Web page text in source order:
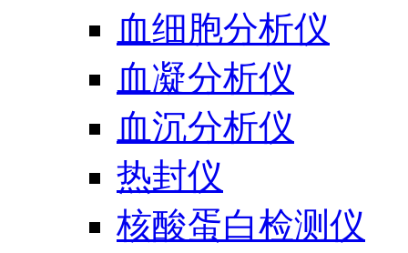
血细胞分析仪
血凝分析仪
血沉分析仪
热封仪
核酸蛋白检测仪